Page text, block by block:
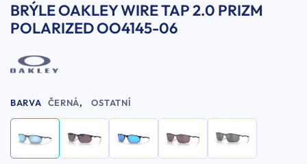
BRÝLE OAKLEY WIRE TAP 2.0 PRIZM
POLARIZED OO4145-06
BARVA ČERNÁ, OSTATNÍ